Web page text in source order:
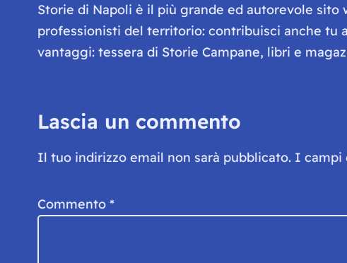
Storie di Napoli è il più grande ed autorevole
professionisti del territorio: contribuisci anche tu
vantaggi: tessera di Storie Campane, libri e
Lascia un commento
Il tuo indirizzo email non sarà pubblicato. I campi
Commento *